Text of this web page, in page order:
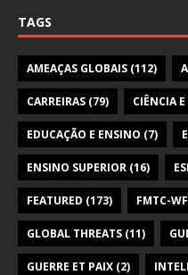
TAGS
AMEAÇAS GLOBAIS (112)
CARREIRAS (79) CIÊNCIA
EDUCAÇÃO E ENSINO (7)
ENSINO SUPERIOR (16)
FEATURED (173) FMTC-
GLOBAL THREATS (11)
GUERRE ET PAIX (2)